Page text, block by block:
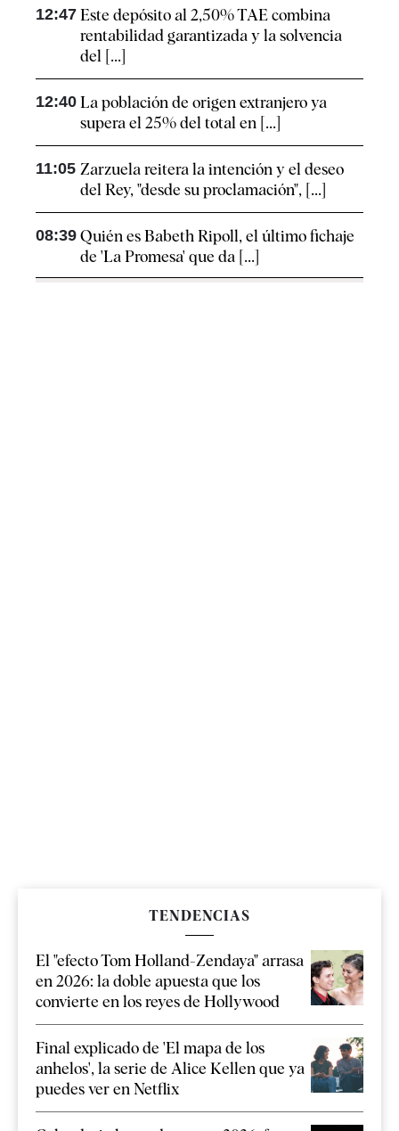
12:47 Este depósito al 2,50% TAE combina
rentabilidad garantizada y la solvencia
del [...]
12:40 La población de origen extranjero ya
supera el 25% del total en [...]
11:05 Zarzuela reitera la intención y el deseo
del Rey, "desde su proclamación", [...]
08:39 Quién es Babeth Ripoll, el último fichaje
de 'La Promesa' que da [...]
TENDENCIAS
El "efecto Tom Holland-Zendaya" arrasa
en 2026: la doble apuesta que los
convierte en los reyes de Hollywood
Final explicado de 'El mapa de los
anhelos', la serie de Alice Kellen que ya
puedes ver en Netflix